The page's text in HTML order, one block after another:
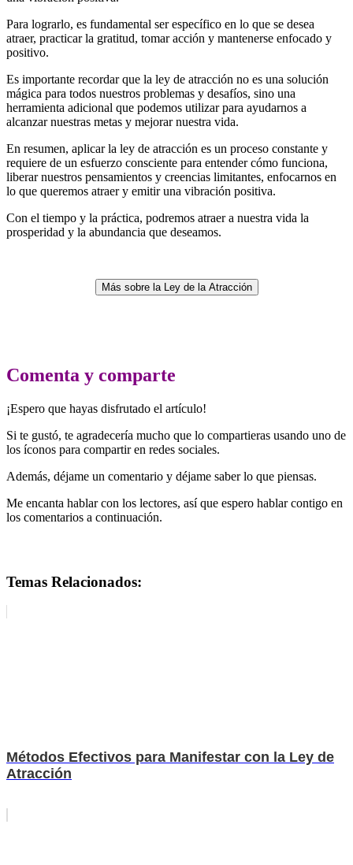
Para lograrlo, es fundamental ser específico en lo que se desea
atraer, practicar la gratitud, tomar acción y mantenerse enfocado y
positivo.
Es importante recordar que la ley de atracción no es una solución
mágica para todos nuestros problemas y desafíos, sino una
herramienta adicional que podemos utilizar para ayudarnos a
alcanzar nuestras metas y mejorar nuestra vida.
En resumen, aplicar la ley de atracción es un proceso constante y
requiere de un esfuerzo consciente para entender cómo funciona,
liberar nuestros pensamientos y creencias limitantes, enfocarnos en
lo que queremos atraer y emitir una vibración positiva.
Con el tiempo y la práctica, podremos atraer a nuestra vida la
prosperidad y la abundancia que deseamos.
Más sobre la Ley de la Atracción
Comenta y comparte
¡Espero que hayas disfrutado el artículo!
Si te gustó, te agradecería mucho que lo compartieras usando uno de
los íconos para compartir en redes sociales.
Además, déjame un comentario y déjame saber lo que piensas.
Me encanta hablar con los lectores, así que espero hablar contigo en
los comentarios a continuación.
Temas Relacionados:
Métodos Efectivos para Manifestar con la Ley de
Atracción